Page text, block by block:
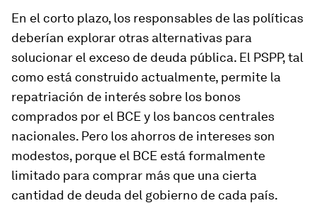
En el corto plazo, los responsables de las políticas
deberían explorar otras alternativas para
solucionar el exceso de deuda pública. El PSPP, tal
como está construido actualmente, permite la
repatriación de interés sobre los bonos
comprados por el BCE y los bancos centrales
nacionales. Pero los ahorros de intereses son
modestos, porque el BCE está formalmente
limitado para comprar más que una cierta
cantidad de deuda del gobierno de cada país.